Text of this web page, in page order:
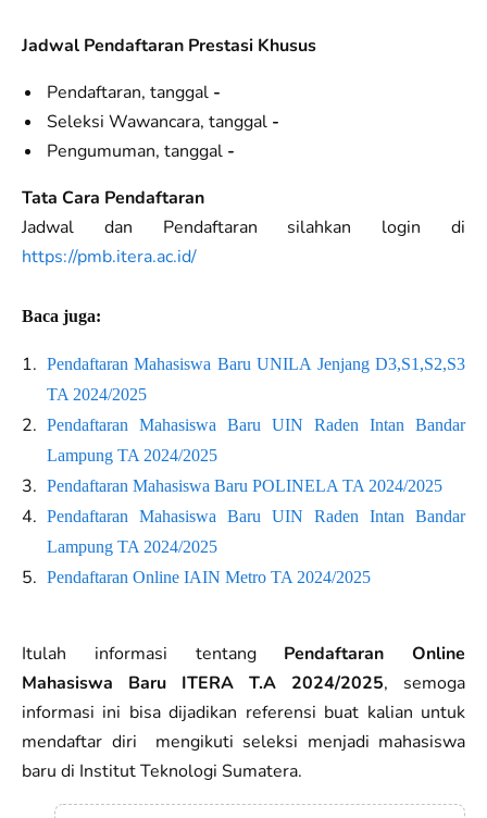
Jadwal Pendaftaran Prestasi Khusus
Pendaftaran, tanggal -
Seleksi Wawancara, tanggal -
Pengumuman, tanggal -
Tata Cara Pendaftaran
Jadwal dan Pendaftaran silahkan login di
https://pmb.itera.ac.id/
Baca juga:
Pendaftaran Mahasiswa Baru UNILA Jenjang D3,S1,S2,S3
TA 2024/2025
Pendaftaran Mahasiswa Baru UIN Raden Intan Bandar
Lampung TA 2024/2025
Pendaftaran Mahasiswa Baru POLINELA TA 2024/2025
Pendaftaran Mahasiswa Baru UIN Raden Intan Bandar
Lampung TA 2024/2025
Pendaftaran Online IAIN Metro TA 2024/2025
Itulah informasi tentang Pendaftaran Online
Mahasiswa Baru ITERA T.A 2024/2025, semoga
informasi ini bisa dijadikan referensi buat kalian untuk
mendaftar diri mengikuti seleksi menjadi mahasiswa
baru di Institut Teknologi Sumatera.